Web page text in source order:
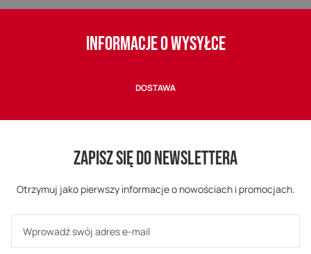
INFORMACJE O WYSYŁCE
DOSTAWA
ZAPISZ SIĘ DO NEWSLETTERA
Otrzymuj jako pierwszy informacje o nowościach i promocjach.